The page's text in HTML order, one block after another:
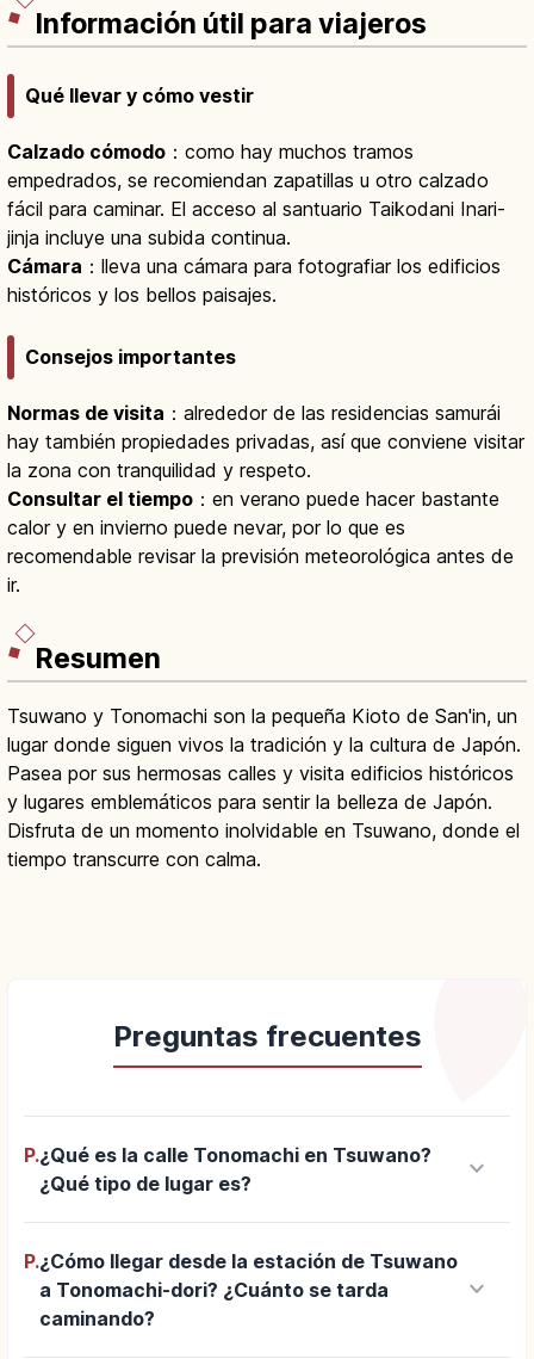
Información útil para viajeros
Qué llevar y cómo vestir
Calzado cómodo ：como hay muchos tramos
empedrados, se recomiendan zapatillas u otro calzado
fácil para caminar. El acceso al santuario Taikodani Inari-
jinja incluye una subida continua.
Cámara ：lleva una cámara para fotografiar los edificios
históricos y los bellos paisajes.
Consejos importantes
Normas de visita ：alrededor de las residencias samurái
hay también propiedades privadas, así que conviene visitar
la zona con tranquilidad y respeto.
Consultar el tiempo ：en verano puede hacer bastante
calor y en invierno puede nevar, por lo que es
recomendable revisar la previsión meteorológica antes de
ir.
Resumen
Tsuwano y Tonomachi son la pequeña Kioto de San'in, un
lugar donde siguen vivos la tradición y la cultura de Japón.
Pasea por sus hermosas calles y visita edificios históricos
y lugares emblemáticos para sentir la belleza de Japón.
Disfruta de un momento inolvidable en Tsuwano, donde el
tiempo transcurre con calma.
Preguntas frecuentes
P.¿Qué es la calle Tonomachi en Tsuwano?
¿Qué tipo de lugar es?
keyboard_arrow_down
P.¿Cómo llegar desde la estación de Tsuwano
a Tonomachi-dori? ¿Cuánto se tarda
caminando?
keyboard_arrow_down